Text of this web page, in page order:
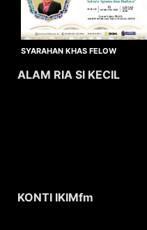
SYARAHAN KHAS FELOW
ALAM RIA SI KECIL
KONTI IKIMfm